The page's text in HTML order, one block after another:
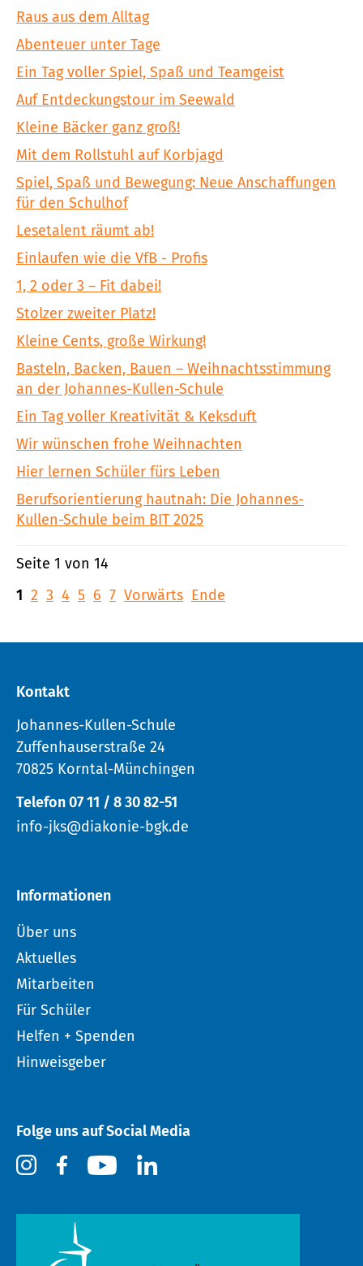
Raus aus dem Alltag
Abenteuer unter Tage
Ein Tag voller Spiel, Spaß und Teamgeist
Auf Entdeckungstour im Seewald
Kleine Bäcker ganz groß!
Mit dem Rollstuhl auf Korbjagd
Spiel, Spaß und Bewegung: Neue Anschaffungen
für den Schulhof
Lesetalent räumt ab!
Einlaufen wie die VfB - Profis
1, 2 oder 3 – Fit dabei!
Stolzer zweiter Platz!
Kleine Cents, große Wirkung!
Basteln, Backen, Bauen – Weihnachtsstimmung
an der Johannes-Kullen-Schule
Ein Tag voller Kreativität & Keksduft
Wir wünschen frohe Weihnachten
Hier lernen Schüler fürs Leben
Berufsorientierung hautnah: Die Johannes-
Kullen-Schule beim BIT 2025
Seite 1 von 14
1 2 3 4 5 6 7 Vorwärts Ende
Kontakt
Johannes-Kullen-Schule
Zuffenhauserstraße 24
70825 Korntal-Münchingen
Telefon 07 11 / 8 30 82-51
info-jks@diakonie-bgk.de
Informationen
Über uns
Aktuelles
Mitarbeiten
Für Schüler
Helfen + Spenden
Hinweisgeber
Folge uns auf Social Media